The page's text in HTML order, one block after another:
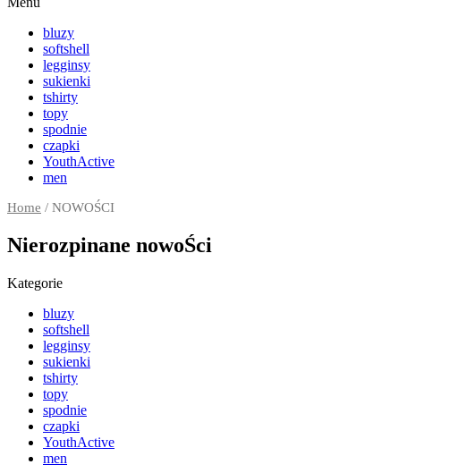
bluzy
softshell
legginsy
sukienki
tshirty
topy
spodnie
czapki
YouthActive
men
Home / NOWOŚCI
Nierozpinane nowoŚci
Kategorie
bluzy
softshell
legginsy
sukienki
tshirty
topy
spodnie
czapki
YouthActive
men